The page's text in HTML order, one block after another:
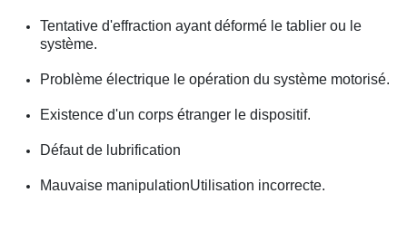
Tentative d'effraction ayant déformé le tablier ou le
système.
Problème électrique le opération du système motorisé.
Existence d'un corps étranger le dispositif.
Défaut de lubrification
Mauvaise manipulationUtilisation incorrecte.